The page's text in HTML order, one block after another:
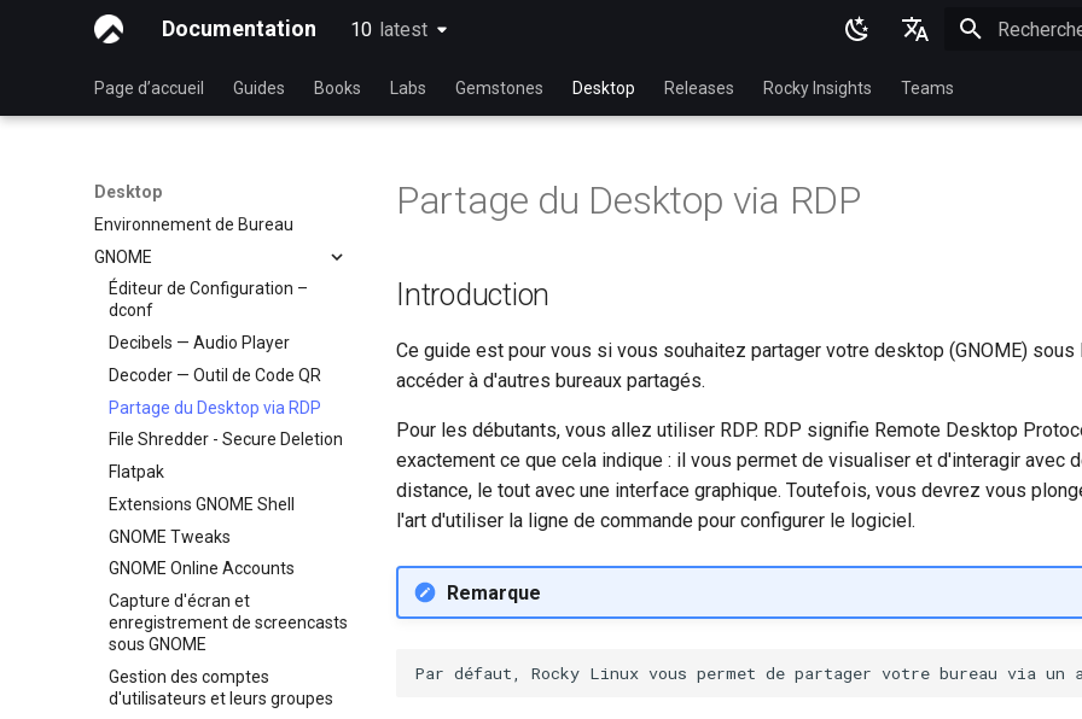
Documentation 10 latest
latest
English
日本語
简体中文
Page d’accueil Guides Books Labs Gemstones Desktop Releases Rocky Insights Teams
Desktop
Environnement de Bureau
GNOME
Éditeur de Configuration –
dconf
Decibels — Audio Player
Decoder — Outil de Code QR
Partage du Desktop via RDP
File Shredder - Secure Deletion
Flatpak
Extensions GNOME Shell
GNOME Tweaks
GNOME Online Accounts
Capture d'écran et
enregistrement de screencasts
sous GNOME
Gestion des comptes
d'utilisateurs et leurs groupes
Partage du Desktop via RDP
Introduction
Ce guide est pour vous si vous souhaitez partager votre desktop (GNOME) sous
accéder à d'autres bureaux partagés.
Pour les débutants, vous allez utiliser RDP. RDP signifie Remote Desktop
exactement ce que cela indique : il vous permet de visualiser et d'interagir avec
distance, le tout avec une interface graphique. Toutefois, vous devrez vous
l'art d'utiliser la ligne de commande pour configurer le logiciel.
Remarque